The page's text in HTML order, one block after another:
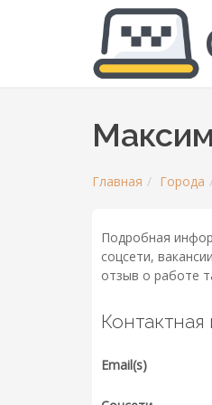
Максим
Главная Города
Подробная
соцсети,
отзыв о работе
Email(s)